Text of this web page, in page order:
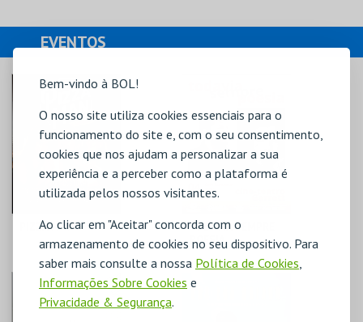
Bem-vindo à BOL!
O nosso site utiliza cookies essenciais para o
funcionamento do site e, com o seu consentimento,
cookies que nos ajudam a personalizar a sua
experiência e a perceber como a plataforma é
utilizada pelos nossos visitantes.
Ao clicar em "Aceitar" concorda com o
armazenamento de cookies no seu dispositivo. Para
saber mais consulte a nossa Política de Cookies
Informações Sobre Cookies e
Privacidade & Segurança.
EVENTOS
PIZZA MAN
CINE-TEATRO
GARRETT
TODAVIA SEMPRE
POESIA
CINE-TEATRO